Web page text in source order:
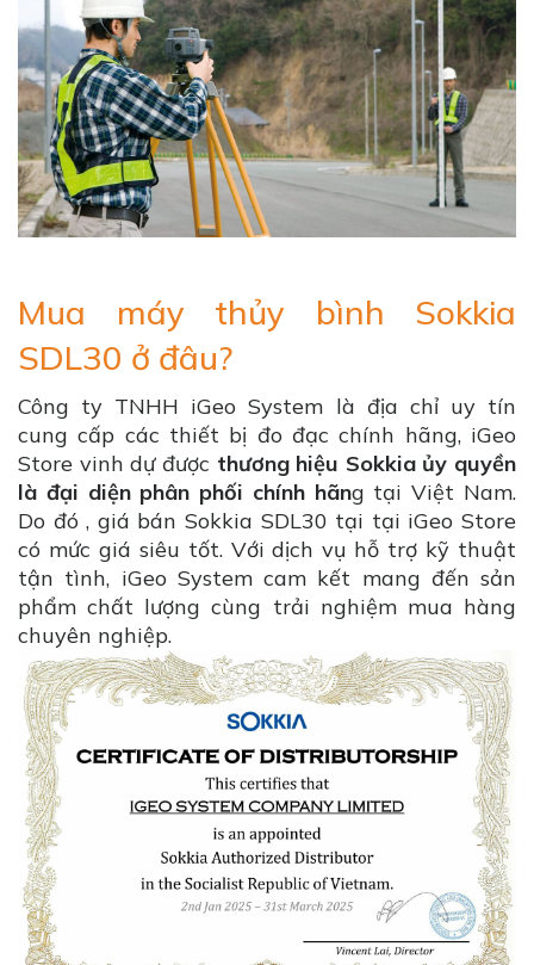
Mua máy thủy bình Sokkia
SDL30 ở đâu?
Công ty TNHH iGeo System là địa chỉ uy tín
cung cấp các thiết bị đo đạc chính hãng, iGeo
Store vinh dự được thương hiệu Sokkia ủy quyền
là đại diện phân phối chính hãng tại Việt Nam.
Do đó , giá bán Sokkia SDL30 tại tại iGeo Store
có mức giá siêu tốt. Với dịch vụ hỗ trợ kỹ thuật
tận tình, iGeo System cam kết mang đến sản
phẩm chất lượng cùng trải nghiệm mua hàng
chuyên nghiệp.